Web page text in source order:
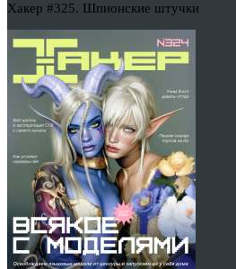
Хакер #325. Шпионские штучки